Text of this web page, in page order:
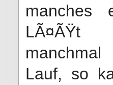
manches
LÃ¤ÃŸt
Lauf, so